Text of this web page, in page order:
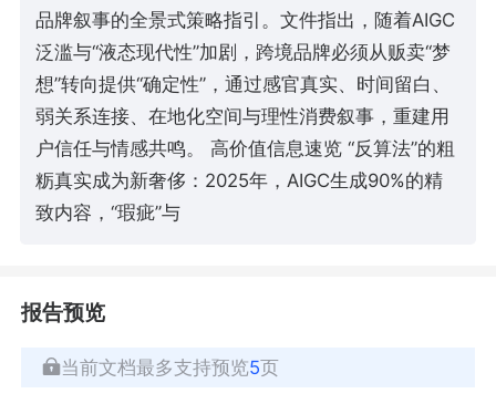
品牌叙事的全景式策略指引。文件指出，随着AIGC
泛滥与“液态现代性”加剧，跨境品牌必须从贩卖“梦
想”转向提供“确定性”，通过感官真实、时间留白、
弱关系连接、在地化空间与理性消费叙事，重建用
户信任与情感共鸣。 高价值信息速览 “反算法”的粗
粝真实成为新奢侈：2025年，AIGC生成90%的精
致内容，“瑕疵”与
报告预览
当前文档最多支持预览5页